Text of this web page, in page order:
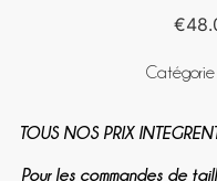
€
Catégorie
TOUS NOS PRIX
Pour les commandes de